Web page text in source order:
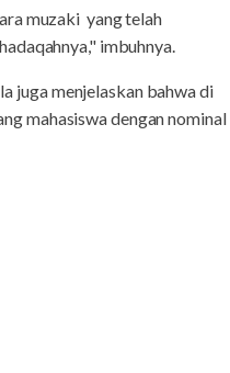
muzaki yang telah
imbuhnya.
juga menjelaskan bahwa di
mahasiswa dengan nominal